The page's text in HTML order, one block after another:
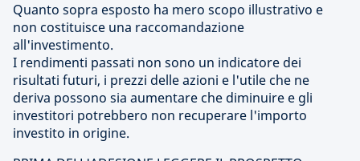
Quanto sopra esposto ha mero scopo illustrativo e
non costituisce una raccomandazione
all'investimento.
I rendimenti passati non sono un indicatore dei
risultati futuri, i prezzi delle azioni e l'utile che ne
deriva possono sia aumentare che diminuire e gli
investitori potrebbero non recuperare l'importo
investito in origine.